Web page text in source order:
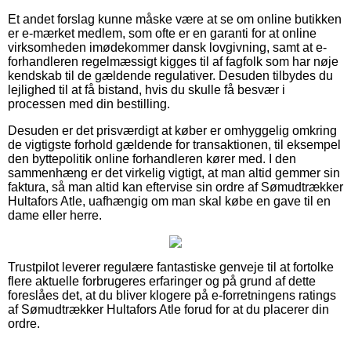
Et andet forslag kunne måske være at se om online butikken
er e-mærket medlem, som ofte er en garanti for at online
virksomheden imødekommer dansk lovgivning, samt at e-
forhandleren regelmæssigt kigges til af fagfolk som har nøje
kendskab til de gældende regulativer. Desuden tilbydes du
lejlighed til at få bistand, hvis du skulle få besvær i
processen med din bestilling.
Desuden er det prisværdigt at køber er omhyggelig omkring
de vigtigste forhold gældende for transaktionen, til eksempel
den byttepolitik online forhandleren kører med. I den
sammenhæng er det virkelig vigtigt, at man altid gemmer sin
faktura, så man altid kan eftervise sin ordre af Sømudtrækker
Hultafors Atle, uafhængig om man skal købe en gave til en
dame eller herre.
Trustpilot leverer regulære fantastiske genveje til at fortolke
flere aktuelle forbrugeres erfaringer og på grund af dette
foreslåes det, at du bliver klogere på e-forretningens ratings
af Sømudtrækker Hultafors Atle forud for at du placerer din
ordre.